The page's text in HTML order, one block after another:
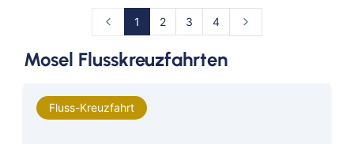
1 2 3 4
Mosel Flusskreuzfahrten
Fluss-Kreuzfahrt